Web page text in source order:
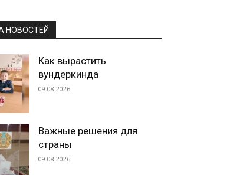
НОВОСТЕЙ
Как вырастить
вундеркинда
09.08.2026
Важные решения для
страны
09.08.2026